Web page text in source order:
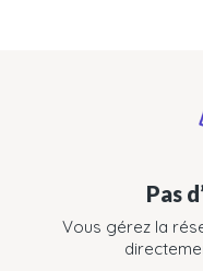
Pas
Vous gérez la